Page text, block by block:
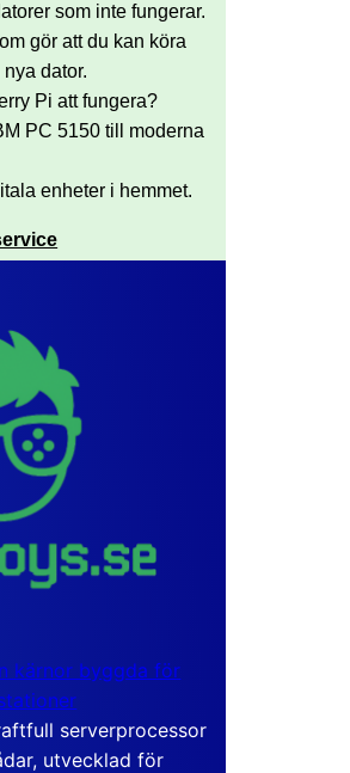
som inte fungerar.
gör att du kan köra
dator.
Pi att fungera?
PC 5150 till moderna
enheter i hemmet.
kärnor byggda för
serverprocessor
utvecklad för